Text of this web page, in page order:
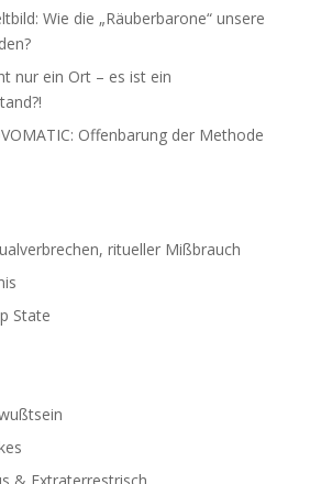
Wie die „Räuberbarone“ unsere
nur ein Ort – es ist ein
Offenbarung der Methode
ritueller Mißbrauch
State